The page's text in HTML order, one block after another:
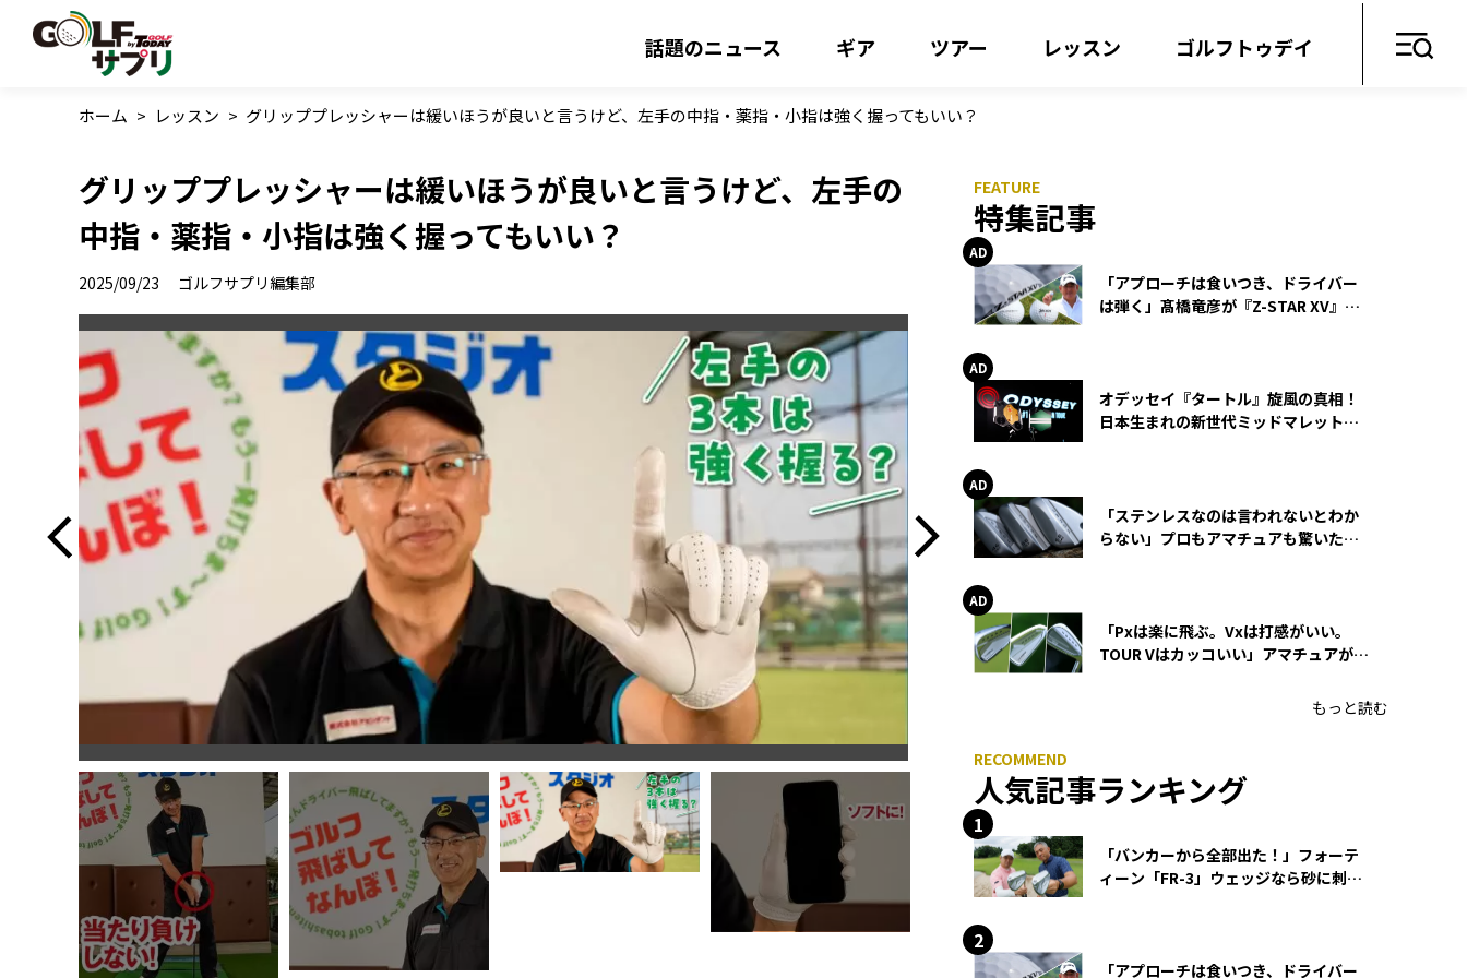
話題のニュース ギア ツアー レッスン ゴルフトゥデイ
ホーム > レッスン > グリッププレッシャーは緩いほうが良いと言うけど、左手の中指・薬指・小指は強く握ってもいい？
グリッププレッシャーは緩いほうが良いと言うけど、左手の
中指・薬指・小指は強く握ってもいい？
2025/09/23 ゴルフサプリ編集部
特集記事
「アプローチは食いつき、ドライバー
は弾く」髙橋竜彦が『Z-STAR XV』を
オデッセイ『タートル』旋風の真相！
日本生まれの新世代ミッドマレットが
「ステンレスなのは言われないとわか
らない」プロもアマチュアも驚いた
「Pxは楽に飛ぶ。Vxは打感がいい。
TOUR Vはカッコいい」アマチュアが選
もっと読む
人気記事ランキング
「バンカーから全部出た！」フォーテ
ィーン「FR-3」ウェッジなら砂に刺さ
「アプローチは食いつき、ドライバー